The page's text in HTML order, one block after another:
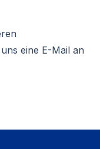
eine E-Mail an